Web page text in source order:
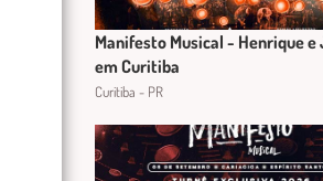
Manifesto Musical - Henrique e
em Curitiba
Curitiba - PR